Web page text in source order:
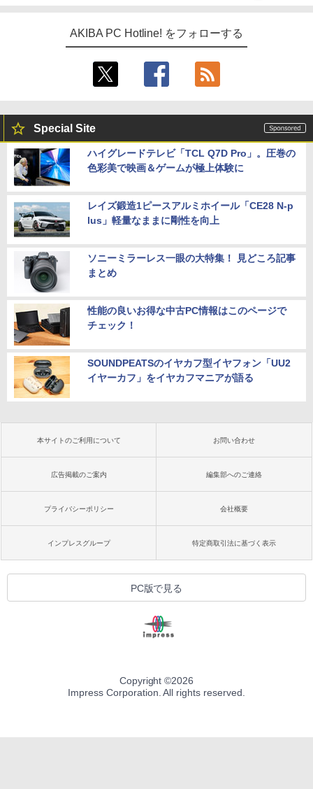
AKIBA PC Hotline! をフォローする
Special Site
ハイグレードテレビ「TCL Q7D Pro」。圧巻の
色彩美で映画＆ゲームが極上体験に
レイズ鍛造1ピースアルミホイール「CE28 N-p
lus」軽量なままに剛性を向上
ソニーミラーレス一眼の大特集！ 見どころ記事
まとめ
性能の良いお得な中古PC情報はこのページで
チェック！
SOUNDPEATSのイヤカフ型イヤフォン「UU2
イヤーカフ」をイヤカフマニアが語る
本サイトのご利用について お問い合わせ
広告掲載のご案内 編集部へのご連絡
プライバシーポリシー 会社概要
インプレスグループ 特定商取引法に基づく表示
PC版で見る
Copyright ©2026
Impress Corporation. All rights reserved.